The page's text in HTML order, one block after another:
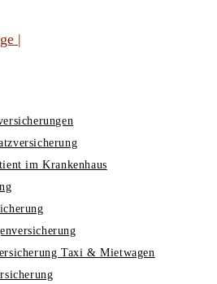
im Krankenhaus
Taxi & Mietwagen